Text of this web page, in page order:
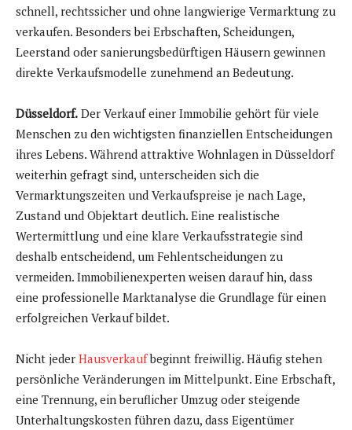
schnell, rechtssicher und ohne langwierige Vermarktung zu
verkaufen. Besonders bei Erbschaften, Scheidungen,
Leerstand oder sanierungsbedürftigen Häusern gewinnen
direkte Verkaufsmodelle zunehmend an Bedeutung.
Düsseldorf. Der Verkauf einer Immobilie gehört für viele
Menschen zu den wichtigsten finanziellen Entscheidungen
ihres Lebens. Während attraktive Wohnlagen in Düsseldorf
weiterhin gefragt sind, unterscheiden sich die
Vermarktungszeiten und Verkaufspreise je nach Lage,
Zustand und Objektart deutlich. Eine realistische
Wertermittlung und eine klare Verkaufsstrategie sind
deshalb entscheidend, um Fehlentscheidungen zu
vermeiden. Immobilienexperten weisen darauf hin, dass
eine professionelle Marktanalyse die Grundlage für einen
erfolgreichen Verkauf bildet.
Nicht jeder Hausverkaufbeginnt freiwillig. Häufig stehen
persönliche Veränderungen im Mittelpunkt. Eine Erbschaft,
eine Trennung, ein beruflicher Umzug oder steigende
Unterhaltungskosten führen dazu, dass Eigentümer